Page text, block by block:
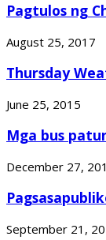
Pagtulos ng
August 25, 2017
Thursday
June 25, 2015
Mga bus
December 27,
September 21,